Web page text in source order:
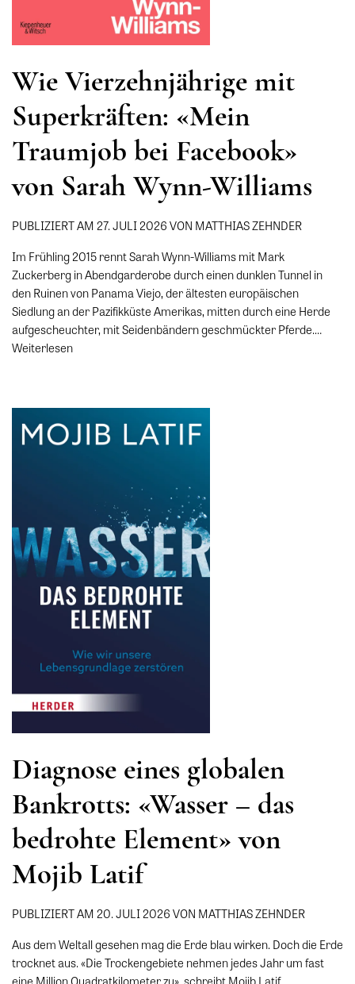
Wie Vierzehnjährige mit
Superkräften: «Mein
Traumjob bei Facebook»
von Sarah Wynn-Williams
PUBLIZIERT AM 27. JULI 2026 VON MATTHIAS ZEHNDER
Im Frühling 2015 rennt Sarah Wynn-Williams mit Mark
Zuckerberg in Abendgarderobe durch einen dunklen Tunnel in
den Ruinen von Panama Viejo, der ältesten europäischen
Siedlung an der Pazifikküste Amerikas, mitten durch eine Herde
aufgescheuchter, mit Seidenbändern geschmückter Pferde.…
Weiterlesen
Diagnose eines globalen
Bankrotts: «Wasser – das
bedrohte Element» von
Mojib Latif
PUBLIZIERT AM 20. JULI 2026 VON MATTHIAS ZEHNDER
Aus dem Weltall gesehen mag die Erde blau wirken. Doch die Erde
trocknet aus. «Die Trockengebiete nehmen jedes Jahr um fast